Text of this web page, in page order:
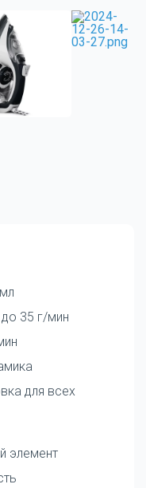
35 г/мин
для всех
элемент